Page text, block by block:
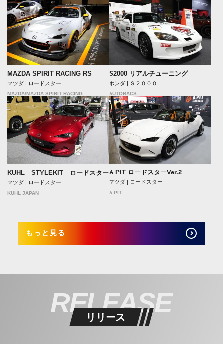
MAZDA SPIRIT RACING RS
マツダ | ロードスター
MAZDA/MAZDA SPIRIT RACING
S2000 リアルチューニング
ホンダ | Ｓ２０００
AUTOBACS
KUHL STYLEKIT ロードスター
マツダ | ロードスター
KUHL JAPAN
A PIT ロードスターVer.2
マツダ | ロードスター
A PIT
もっと見る
RELEASE
リリース